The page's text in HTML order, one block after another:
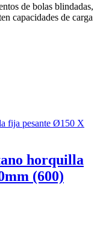
de bolas blindadas,
capacidades de carga
horquilla
(600)